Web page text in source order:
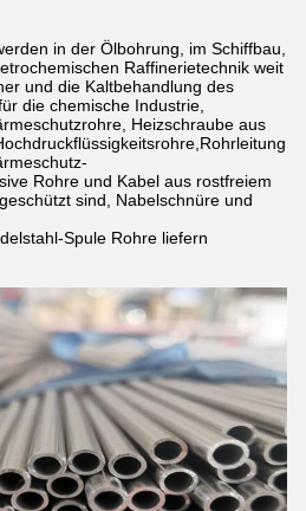
in der Ölbohrung, im Schiffbau,
Raffinerietechnik weit
und die Kaltbehandlung des
die chemische Industrie,
Heizschraube aus
Rohre und Kabel aus rostfreiem
sind, Nabelschnüre und
Spule Rohre liefern